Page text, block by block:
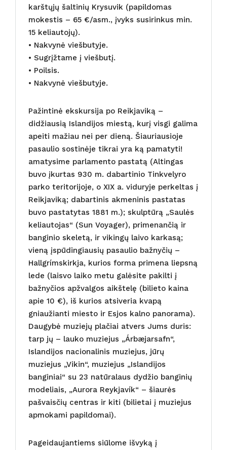
karštųjų šaltinių Krysuvik (papildomas
mokestis – 65 €/asm., įvyks susirinkus min.
15 keliautojų).
• Nakvynė viešbutyje.
• Sugrįžtame į viešbutį.
• Poilsis.
• Nakvynė viešbutyje.
Pažintinė ekskursija po Reikjaviką –
didžiausią Islandijos miestą, kurį visgi galima
apeiti mažiau nei per dieną. Šiauriausioje
pasaulio sostinėje tikrai yra ką pamatyti!
amatysime parlamento pastatą (Altingas
buvo įkurtas 930 m. dabartinio Tinkvelyro
parko teritorijoje, o XIX a. viduryje perkeltas į
Reikjaviką; dabartinis akmeninis pastatas
buvo pastatytas 1881 m.); skulptūrą „Saulės
keliautojas“ (Sun Voyager), primenančią ir
banginio skeletą, ir vikingų laivo karkasą;
vieną įspūdingiausių pasaulio bažnyčių –
Hallgrímskirkja, kurios forma primena liepsną
lede (laisvo laiko metu galėsite pakilti į
bažnyčios apžvalgos aikštelę (bilieto kaina
apie 10 €), iš kurios atsiveria kvapą
gniaužianti miesto ir Esjos kalno panorama).
Daugybė muziejų plačiai atvers Jums duris:
tarp jų – lauko muziejus „Árbæjarsafn“,
Islandijos nacionalinis muziejus, jūrų
muziejus „Vikin“, muziejus „Islandijos
banginiai“ su 23 natūralaus dydžio banginių
modeliais, „Aurora Reykjavík“ – šiaurės
pašvaisčių centras ir kiti (bilietai į muziejus
apmokami papildomai).
Pageidaujantiems siūlome išvyką į